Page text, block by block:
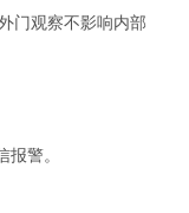
门观察不影响内部
警。